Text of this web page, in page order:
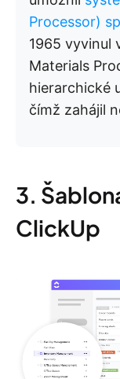
Processor)
1965 vyvinul
Materials
hierarchické
čímž zahájil
3.
ClickUp